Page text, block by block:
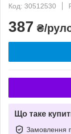
Код: 30512530
387 ₴/
Що таке
Замовлення